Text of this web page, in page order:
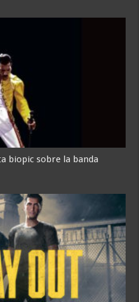
biopic sobre la banda